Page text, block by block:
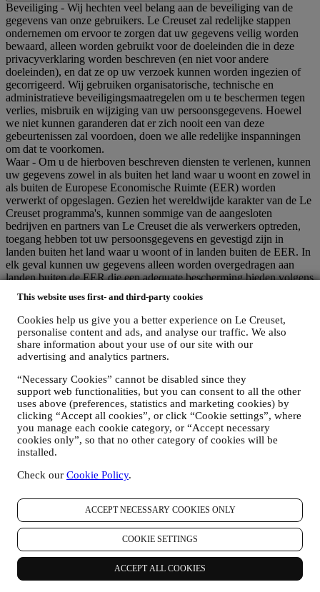
This website uses first- and third-party cookies
Cookies help us give you a better experience on Le Creuset,
personalise content and ads, and analyse our traffic. We also
share information about your use of our site with our
advertising and analytics partners.
“Necessary Cookies” cannot be disabled since they
support web functionalities, but you can consent to all the other
uses above (preferences, statistics and marketing cookies) by
clicking “Accept all cookies”, or click “Cookie settings”, where
you manage each cookie category, or “Accept necessary
cookies only”, so that no other category of cookies will be
installed.
Check our Cookie Policy.
ACCEPT NECESSARY COOKIES ONLY
COOKIE SETTINGS
ACCEPT ALL COOKIES
Beveiliging - Wij hechten veel belang aan de beveiliging van de
gegevens van onze gebruikers. Le Creuset zal redelijke stappen
ondernemen om ervoor te zorgen dat uw gegevens veilig worden
bewaard, alleen worden gebruikt voor de doeleinden die in deze
privacyverklaring worden beschreven (en niet voor andere
doeleinden), en dat ze op uw verzoek kunnen worden ingezien of
gecorrigeerd. Wij gebruiken organisatorische, technische en
administratieve beveiligingsmaatregelen om u te beschermen tegen
verlies, misbruik en wijziging van uw persoonsgegevens. Hoewel
we niet kunnen garanderen dat er zich nooit een van deze
gebeurtenissen zal voordoen, doen we alle redelijke inspanningen
om dat te voorkomen.
Waar- Om u de hierboven beschreven diensten te verlenen, kunnen
uw gegevens zowel in als buiten het land waar u woont en zowel in
als buiten de Europese Economische Ruimte (EER) worden
verwerkt of opgeslagen. Gezien het wereldwijde karakter van de Le
Creuset programma's, kunnen sommige van de aangesloten
bedrijven en partners van Le Creuset die als verwerkers optreden,
toegang hebben tot uw persoonsgegevens en gevestigd zijn in
landen buiten het land waar u woont of in landen buiten de EER. In
elk geval kunnen uw gegevens alleen worden overgedragen aan
landen buiten de EER die een adequate bescherming bieden volgens
AG is gevestigd) of, indien dit niet het geval is, onder specifieke
contractuele regelingen om de naleving van de Europese regels en
normen voor de bescherming van persoonsgegevens te waarborgen
(wij gebruiken bijvoorbeeld de modelclausules van de Europese
Commissie voor onze contracten voor gegevensverwerking).
waar u woont of naar landen buiten de EER worden verzonden,
worden uw gegevens in ieder geval beschermd door adequate
veiligheidssystemen, die voortdurend worden bijgewerkt en
onderhouden in overeenstemming met de wetgeving inzake
gegevensbescherming.
5. HOELANG BEWAREN WIJ UW GEGEVENS?
Wij bewaren uw persoonlijke gegevens zolang wij ze nodig hebben
voor de doeleinden waarvoor ze zijn verzameld, waarna ze worden
voorkomen dat wij gegevens over uw aankoop moeten bewaren om
te voldoen aan onze wettelijke verplichtingen of om geschillen op te
lossen. Uw Le Creuset-account wordt live gehouden totdat u ons
vraagt om deze te annuleren. Wij bewaren uw gegevens om u
nieuwsbrieven, marketingcommunicatie en gepersonaliseerde
inhoud te bieden zolang u daarmee instemt. Uw persoonsgegevens
die voor marketingdoeleinden worden verzameld, worden